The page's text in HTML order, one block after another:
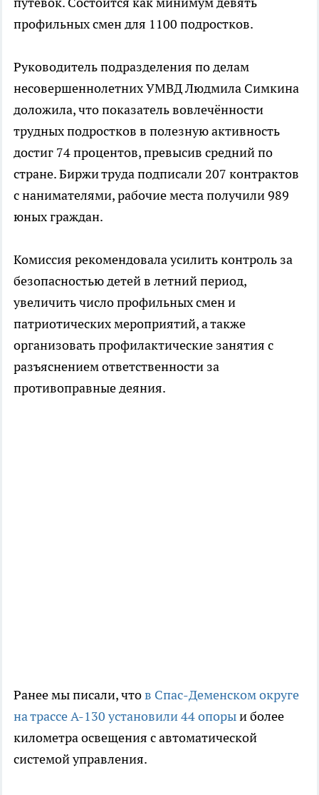
профильных смен для 1100 подростков.
Руководитель подразделения по делам
несовершеннолетних УМВД Людмила Симкина
доложила, что показатель вовлечённости
трудных подростков в полезную активность
достиг 74 процентов, превысив средний по
стране. Биржи труда подписали 207 контрактов
с нанимателями, рабочие места получили 989
юных граждан.
Комиссия рекомендовала усилить контроль за
безопасностью детей в летний период,
увеличить число профильных смен и
патриотических мероприятий, а также
организовать профилактические занятия с
разъяснением ответственности за
противоправные деяния.
Ранее мы писали, чтов Спас-Деменском округе
на трассе А-130 установили 44 опорыи более
километра освещения с автоматической
системой управления.